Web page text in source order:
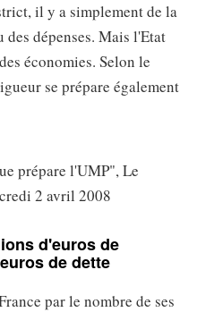
il y a simplement de la
dépenses. Mais l'Etat
économies. Selon le
se prépare également
prépare l'UMP", Le
2 avril 2008
d'euros de
de dette
par le nombre de ses